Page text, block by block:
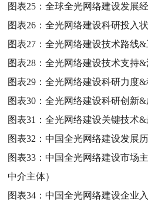
图表25：全球全光网络建设发展
图表26：全光网络建设科研投入
图表27：全光网络建设技术路线
图表28：全光网络建设技术支持
图表29：全光网络建设科研力度
图表30：全光网络建设科研创新
图表31：全光网络建设关键技术
图表32：中国全光网络建设发展
图表33：中国全光网络建设市场
中介主体）
图表34：中国全光网络建设企业